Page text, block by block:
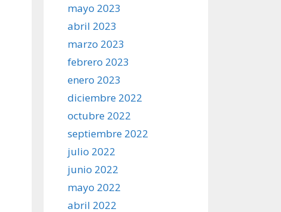
mayo 2023
abril 2023
marzo 2023
febrero 2023
enero 2023
diciembre 2022
octubre 2022
septiembre 2022
julio 2022
junio 2022
mayo 2022
abril 2022